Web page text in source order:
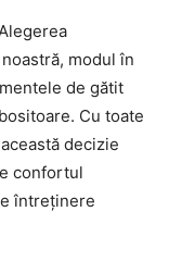
modul în
de gătit
Cu toate
decizie
confortul
întreținere